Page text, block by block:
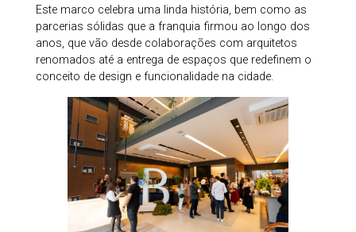
Este marco celebra uma linda história, bem como as
parcerias sólidas que a franquia firmou ao longo dos
anos, que vão desde colaborações com arquitetos
renomados até a entrega de espaços que redefinem o
conceito de design e funcionalidade na cidade.